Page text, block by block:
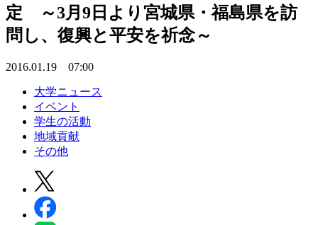
定 ～3月9日より宮城県・福島県を訪
問し、復興と平安を祈念～
2016.01.19 07:00
大学ニュース
イベント
学生の活動
地域貢献
その他